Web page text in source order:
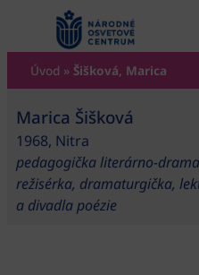
content
Úvod » Šišková, Marica
Marica Šišková
1968, Nitra
pedagogička literárno-
režisérka, dramaturgička,
a divadla poézie